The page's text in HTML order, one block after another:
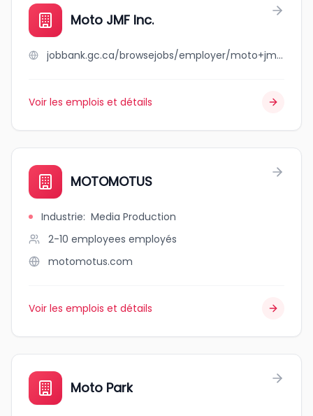
Moto JMF Inc.
jobbank.gc.ca/browsejobs/employer/moto+jmf+inc./ca
Voir les emplois et détails
MOTOMOTUS
Industrie: Media Production
2-10 employees employés
motomotus.com
Voir les emplois et détails
Moto Park